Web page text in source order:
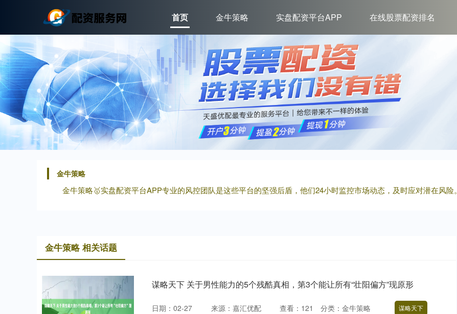
首页 金牛策略 实盘配资平台APP 在线股票配资排名
金牛策略
金牛策略🥇实盘配资平台APP专业的风控团队是这些平台的坚强后盾，他们24小时监控市场动态，及时应对潜在风险。
金牛策略 相关话题
谋略天下 关于男性能力的5个残酷真相，第3个能让所有“壮阳偏方”现原形
日期：02-27 来源：嘉汇优配 查看： 121 分类： 金牛策略 谋略天下